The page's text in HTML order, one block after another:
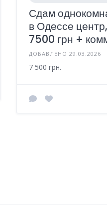
Сдам
в Одессе
7500 грн +
ДОБАВЛЕНО 29.03.2026
7 500 грн.